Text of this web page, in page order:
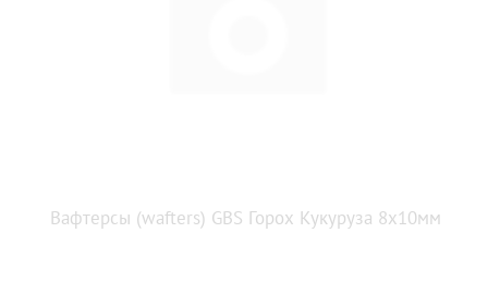
Вафтерсы (wafters) GBS Горох Кукуруза 8x10мм